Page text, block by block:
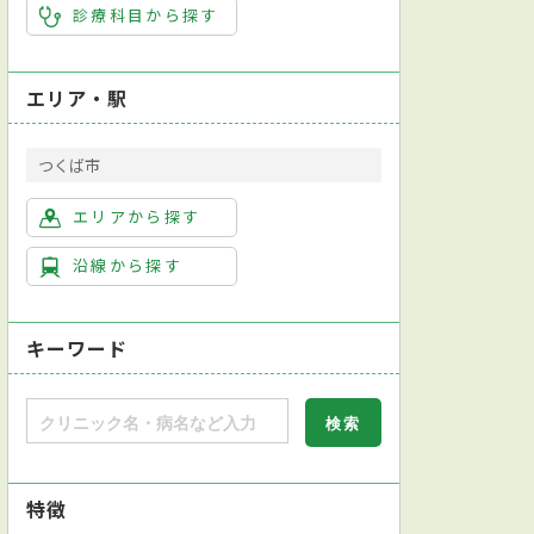
診療科目から探す
エリア・駅
つくば市
エリアから探す
沿線から探す
キーワード
特徴